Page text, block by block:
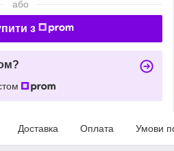
або
з
Доставка Оплата Умови